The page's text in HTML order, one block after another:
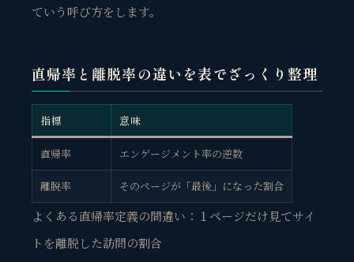
ていう呼び方をします。
直帰率と離脱率の違いを表でざっくり整理
指標 意味
直帰率 エンゲージメント率の逆数
離脱率 そのページが「最後」になった割合
よくある直帰率定義の間違い：１ページだけ見てサイ
トを離脱した訪問の割合